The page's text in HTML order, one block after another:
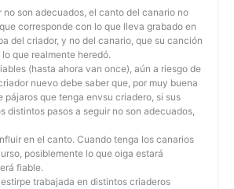
no son adecuados, el canto del canario no
corresponde con lo que lleva grabado en
del criador, y no del canario, que su canción
que realmente heredó.
(hasta ahora van once), aún a riesgo de
nuevo debe saber que, por muy buena
pájaros que tenga envsu criadero, si sus
distintos pasos a seguir no son adecuados,
en el canto. Cuando tenga los canarios
posiblemente lo que oiga estará
fiable.
trabajada en distintos criaderos